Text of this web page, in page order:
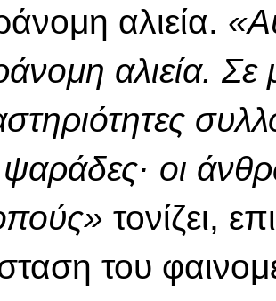
αλιεία.
αλιεία. Σε
ψαράδες· οι
τονίζει,
του